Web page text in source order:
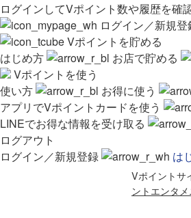
ログインしてVポイント数や履歴を確
ログイン／新規登
Vポイントを貯める
はじめ方
お店で貯める
Vポイントを使う
使い方
お得に使う
アプリでVポイントカードを使う
LINEでお得な情報を受け取る
ログアウト
ログイン／新規登録
は
Vポイントサ
ントエンタ